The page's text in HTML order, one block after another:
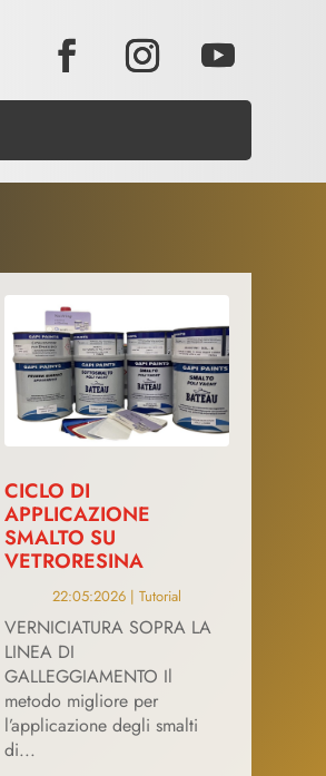
CICLO DI
APPLICAZIONE
SMALTO SU
VETRORESINA
22:05:2026| Tutorial
VERNICIATURA SOPRA LA
LINEA DI
GALLEGGIAMENTO Il
metodo migliore per
l’applicazione degli smalti
di...